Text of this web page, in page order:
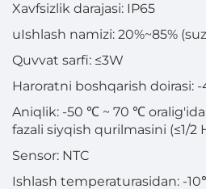
Xavfsizlik darajasi: IP65
uIshlash namizi: 20%~85%
Quvvat sarfi: ≤3W
Haroratni boshqarish doirasi:
Aniqlik: -50 ℃ ~ 70 ℃
fazali siyqish qurilmasini (≤1/2
Sensor: NTC
Ishlash temperaturasidan: -